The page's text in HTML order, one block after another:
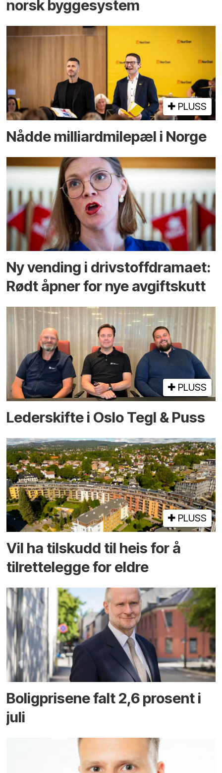
norsk bygge­system
PLUSS
Nådde milliard­­milepæl i Norge
Ny vending i drivstoffdramaet:
Rødt åpner for nye avgiftskutt
PLUSS
Lederskifte i Oslo Tegl & Puss
PLUSS
Vil ha tilskudd til heis for å
tilrettelegge for eldre
Boligprisene falt 2,6 prosent i
juli